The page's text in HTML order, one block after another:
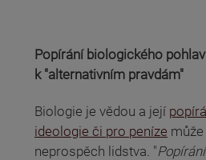
Popírání biologického
k "alternativním pravdám"
Biologie je vědou a její
ideologie či pro peníze
neprospěch lidstva. "